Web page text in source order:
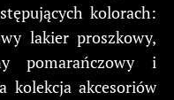
kolorach:
lakier proszkowy,
pomarańczowy i
kolekcja akcesoriów